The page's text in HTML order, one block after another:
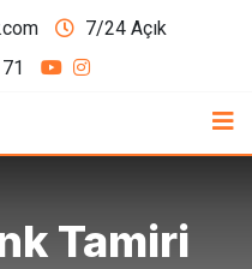
7/24 Açık
Tamiri